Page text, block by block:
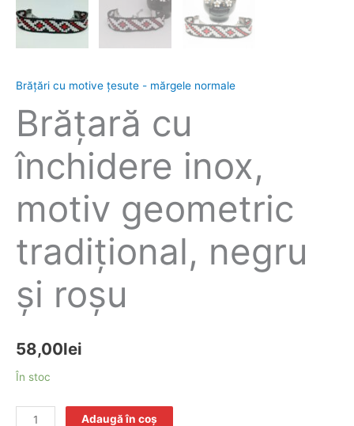
Brăţări cu motive țesute - mărgele normale
Brăţară cu
închidere inox,
motiv geometric
tradiţional, negru
şi roşu
58,00lei
În stoc
Adaugă în coș